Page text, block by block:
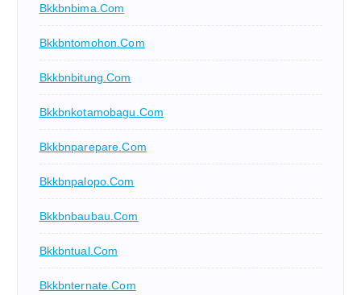
Bkkbnbima.com
Bkkbntomohon.com
Bkkbnbitung.com
Bkkbnkotamobagu.com
Bkkbnparepare.com
Bkkbnpalopo.com
Bkkbnbaubau.com
Bkkbntual.com
Bkkbnternate.com